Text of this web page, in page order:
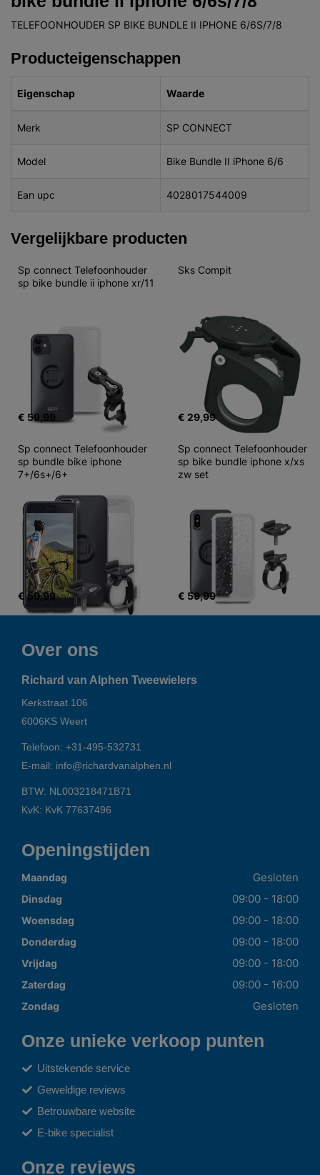
TELEFOONHOUDER SP BIKE BUNDLE II IPHONE 6/6S/7/8
Producteigenschappen
Eigenschap Waarde
Merk SP CONNECT
Model Bike Bundle II iPhone 6/6
Ean upc 4028017544009
Vergelijkbare producten
Sp connect Telefoonhouder
sp bike bundle ii iphone xr/11
€ 59,99
Sks Compit
€ 29,99
Sp connect Telefoonhouder
sp bundle bike iphone
7+/6s+/6+
€ 59,99
Sp connect Telefoonhouder
sp bike bundle iphone x/xs
zw set
€ 59,99
Over ons
Richard van Alphen Tweewielers
Kerkstraat 106
6006KS Weert
Telefoon: +31-495-532731
E-mail: info@richardvanalphen.nl
BTW: NL003218471B71
KvK: KvK 77637496
Openingstijden
Maandag Gesloten
Dinsdag 09:00 - 18:00
Woensdag 09:00 - 18:00
Donderdag 09:00 - 18:00
Vrijdag 09:00 - 18:00
Zaterdag 09:00 - 16:00
Zondag Gesloten
Onze unieke verkoop punten
Uitstekende service
Geweldige reviews
Betrouwbare website
E-bike specialist
Onze reviews